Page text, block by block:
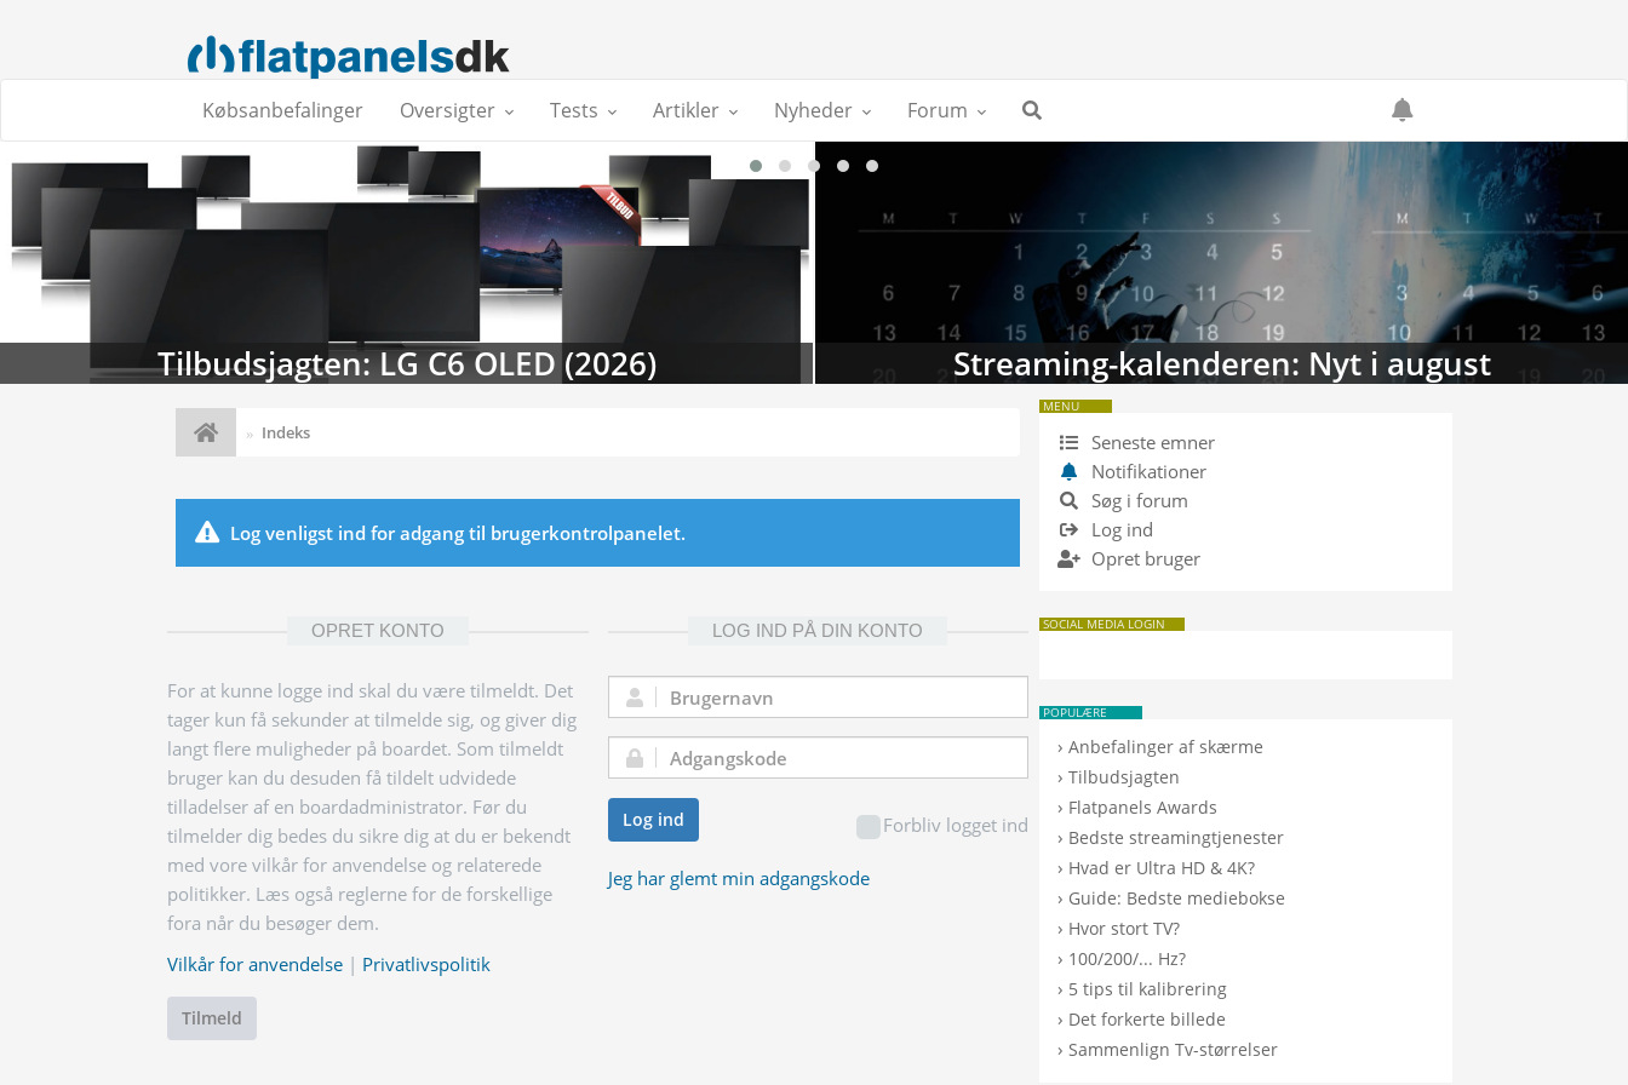
Købsanbefalinger Oversigter Tests Artikler Nyheder Forum
Tilbudsjagten: LG C6 OLED (2026) Streaming-kalenderen: Nyt i august
Indeks
Log venligst ind for adgang til brugerkontrolpanelet.
OPRET KONTO
For at kunne logge ind skal du være tilmeldt. Det
tager kun få sekunder at tilmelde sig, og giver dig
langt flere muligheder på boardet. Som tilmeldt
bruger kan du desuden få tildelt udvidede
tilladelser af en boardadministrator. Før du
tilmelder dig bedes du sikre dig at du er bekendt
med vore vilkår for anvendelse og relaterede
politikker. Læs også reglerne for de forskellige
fora når du besøger dem.
Vilkår for anvendelse | Privatlivspolitik
Tilmeld
LOG IND PÅ DIN KONTO
Brugernavn:
Adgangskode:
Forbliv logget ind
Log ind
Jeg har glemt min adgangskode
MENU
Seneste emner
Notifikationer
Søg i forum
Log ind
Opret bruger
SOCIAL MEDIA LOGIN
POPULÆRE
›Anbefalinger af skærme
›Tilbudsjagten
› Flatpanels Awards
› Bedste streamingtjenester
› Hvad er Ultra HD & 4K?
› Guide: Bedste mediebokse
› Hvor stort TV?
› 100/200/... Hz?
› 5 tips til kalibrering
› Det forkerte billede
›Sammenlign Tv-størrelser